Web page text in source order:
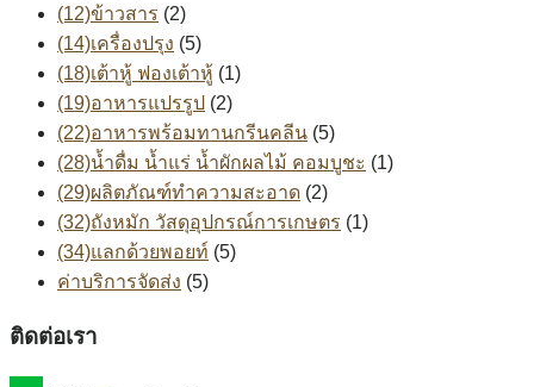
(12)ข้าวสาร (2)
(14)เครื่องปรุง (5)
(18)เต้าหู้ ฟองเต้าหู้ (1)
(19)อาหารแปรรูป (2)
(22)อาหารพร้อมทานกรีนคลีน (5)
(28)น้ำดื่ม น้ำแร่ น้ำผักผลไม้ คอมบูชะ (1)
(29)ผลิตภัณฑ์ทำความสะอาด (2)
(32)ถังหมัก วัสดุอุปกรณ์การเกษตร (1)
(34)แลกด้วยพอยท์ (5)
ค่าบริการจัดส่ง (5)
ติดต่อเรา